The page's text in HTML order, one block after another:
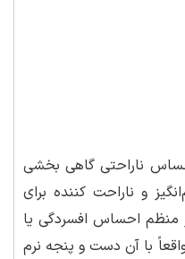
ناراحتی گاهی بخشی
و ناراحت کننده برای
منظم احساس افسردگی یا
با آن دست و پنجه نرم